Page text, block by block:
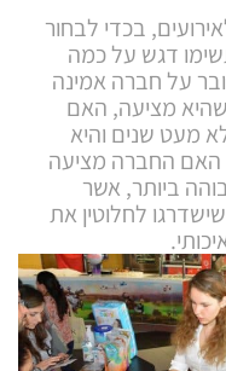
בכדי לבחור
דגש על כמה
על חברה אמינה
מציעה, האם
מעט שנים והיא
האם החברה מציעה
ביותר, אשר
לחלוטין את